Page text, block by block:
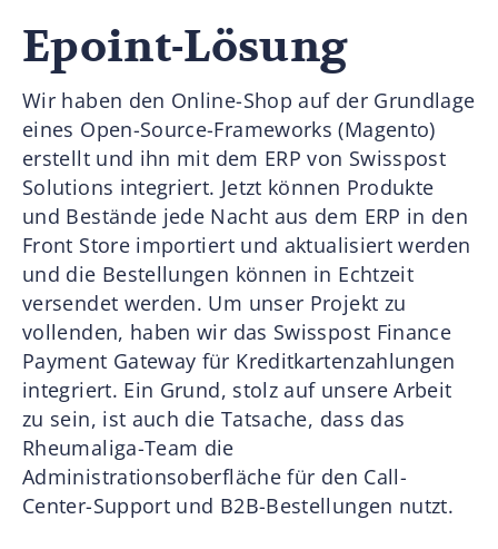
Epoint-Lösung
Wir haben den Online-Shop auf der Grundlage
eines Open-Source-Frameworks (Magento)
erstellt und ihn mit dem ERP von Swisspost
Solutions integriert. Jetzt können Produkte
und Bestände jede Nacht aus dem ERP in den
Front Store importiert und aktualisiert werden
und die Bestellungen können in Echtzeit
versendet werden. Um unser Projekt zu
vollenden, haben wir das Swisspost Finance
Payment Gateway für Kreditkartenzahlungen
integriert. Ein Grund, stolz auf unsere Arbeit
zu sein, ist auch die Tatsache, dass das
Rheumaliga-Team die
Administrationsoberfläche für den Call-
Center-Support und B2B-Bestellungen nutzt.